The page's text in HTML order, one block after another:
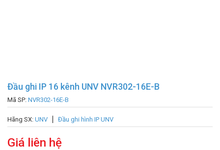
Đầu ghi IP 16 kênh UNV NVR302-16E-B
Mã SP: NVR302-16E-B
Hãng SX: UNV Đầu ghi hình IP UNV
Giá liên hệ